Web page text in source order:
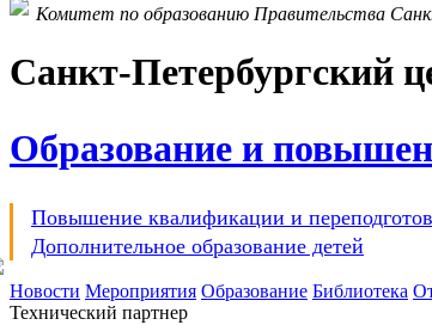
Комитет по образованию Правительства
Санкт-Петербургский
Образование и
Повышение квалификации и
Дополнительное образование детей
Новости Мероприятия Образование Библиотека
Технический партнер